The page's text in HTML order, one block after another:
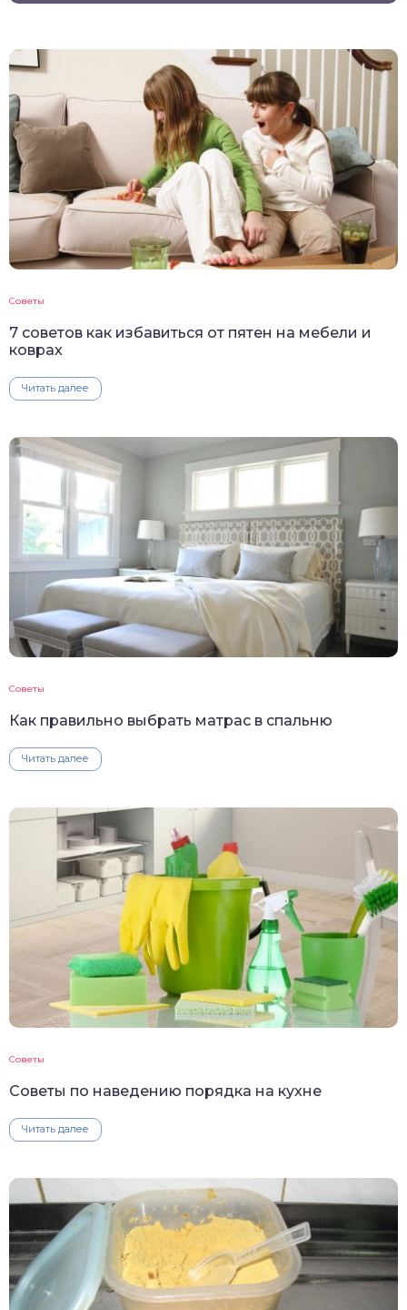
Советы
7 советов как избавиться от пятен на мебели и
коврах
Читать далее
Советы
Как правильно выбрать матрас в спальню
Читать далее
Советы
Советы по наведению порядка на кухне
Читать далее